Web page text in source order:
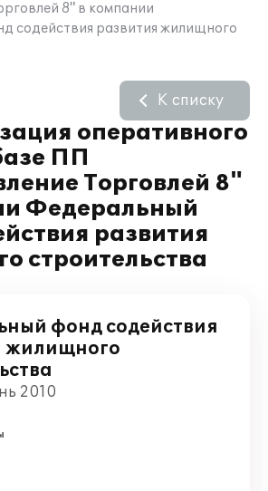
8" в компании
содействия развития жилищного
оперативного
ПП
Торговлей 8"
Федеральный
развития
строительства
К списку
фонд содействия
жилищного
2010